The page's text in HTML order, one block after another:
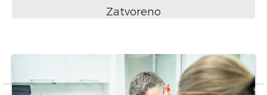
Zatvoreno